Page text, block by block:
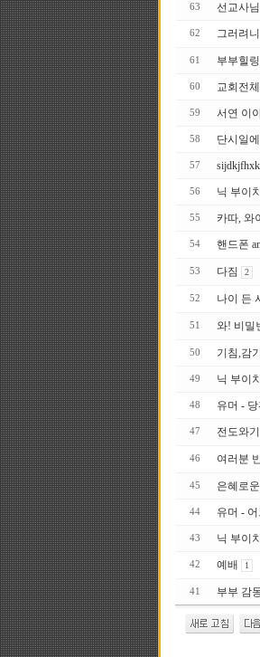
63 선교사
62 그러려
61 부부힐
60 교회전체
59 서연 이
58 단시일
57
56 닉 부이
55 카따, 와
54 핸드폰
53 다짐 2
52 나이 든
51 와! 비밀
50 기침,감
49 닉 부이
48 유머 -
47 전도와
46 여러분
45 은혜로
44 유머 -
43 닉 부이
42 예배 1
41 부부 감